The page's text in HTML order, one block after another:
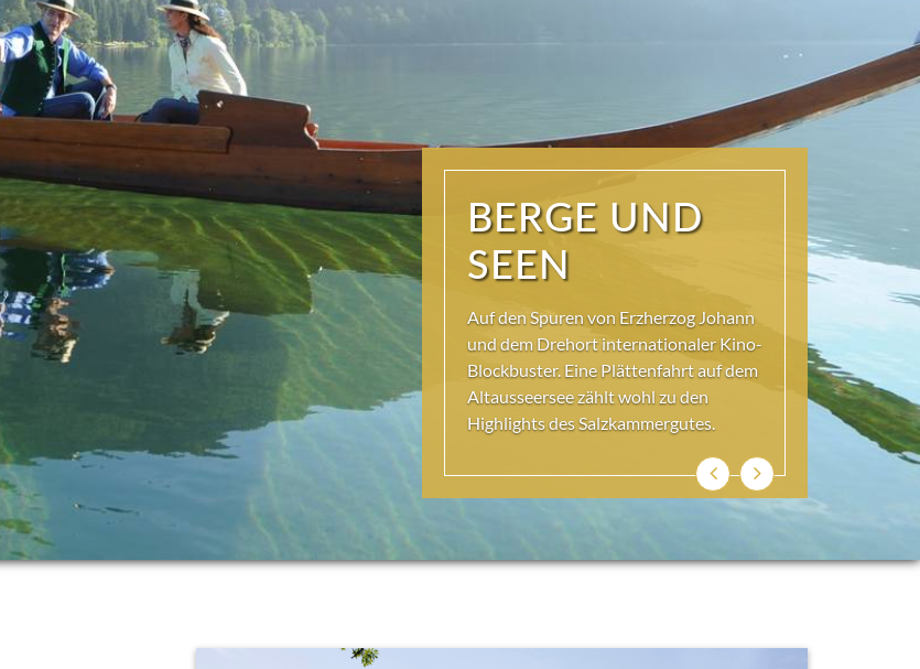
NATUR PUR
Seit jeher schöpfen Menschen im
Ausseerland neue Kraft und viel
Inspiration. Das Wirkungsvermögen
kommt aus der Natur und ihren ewigen
Gestalten – den Bergen und Seen.
ZurückWeiter